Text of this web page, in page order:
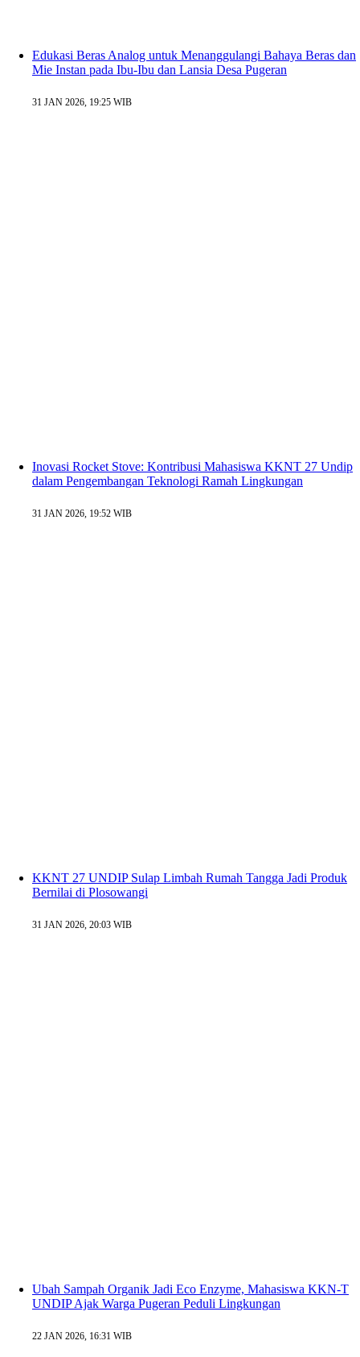
Edukasi Beras Analog untuk Menanggulangi Bahaya Beras dan
Mie Instan pada Ibu-Ibu dan Lansia Desa Pugeran
31 JAN 2026, 19:25 WIB
Inovasi Rocket Stove: Kontribusi Mahasiswa KKNT 27 Undip
dalam Pengembangan Teknologi Ramah Lingkungan
31 JAN 2026, 19:52 WIB
KKNT 27 UNDIP Sulap Limbah Rumah Tangga Jadi Produk
Bernilai di Plosowangi
31 JAN 2026, 20:03 WIB
Ubah Sampah Organik Jadi Eco Enzyme, Mahasiswa KKN-T
UNDIP Ajak Warga Pugeran Peduli Lingkungan
22 JAN 2026, 16:31 WIB